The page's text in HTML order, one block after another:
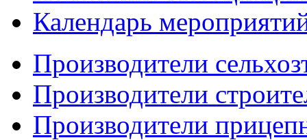
Календарь
Производители
Производители
Производители